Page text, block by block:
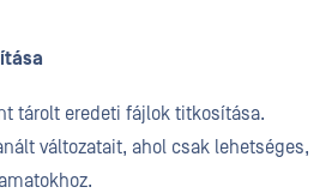
tárolt eredeti fájlok titkosítása.
változatait, ahol csak lehetséges,